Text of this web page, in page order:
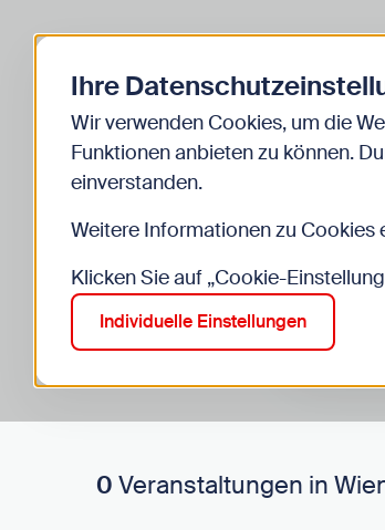
Start Kinder Veranstaltungen
Suche im
Suchen
0 Veranstaltungen in
Ihre
Wir verwenden Cookies, um die
Funktionen anbieten zu können.
einverstanden.
Weitere Informationen zu Cookies
Klicken Sie auf „Cookie-
Individuelle Einstellungen